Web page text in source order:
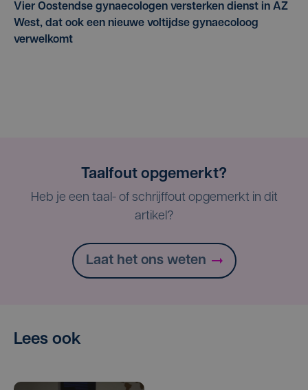
Vier Oostendse gynaecologen versterken dienst in AZ
West, dat ook een nieuwe voltijdse gynaecoloog
verwelkomt
Taalfout opgemerkt?
Heb je een taal- of schrijffout opgemerkt in dit
artikel?
Laat het ons weten
Lees ook